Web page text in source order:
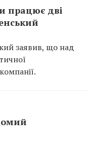
працює дві
заявив, що над